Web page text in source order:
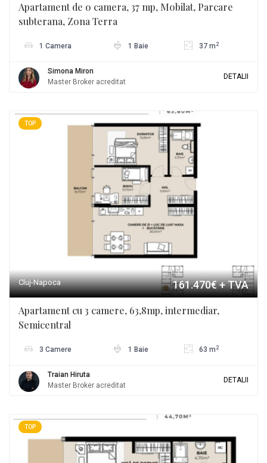
Apartament de o camera, 37 mp, Mobilat, Parcare
subterana, Zona Terra
1 Camera 1 Baie 37 m 2
Simona Miron
Master Broker acreditat
DETALII
TOP
Cluj-Napoca 161.470€+ TVA
Apartament cu 3 camere, 63,8mp, intermediar,
Semicentral
3 Camere 1 Baie 63 m 2
Traian Hiruta
Master Broker acreditat
DETALII
TOP